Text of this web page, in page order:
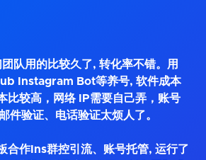
队用的比较久了, 转化率不错。用
Instagram Bot等养号, 软件成本
比较高，网络 IP需要自己弄，账号
件验证、电话验证太烦人了。
合作Ins群控引流、账号托管, 运行了